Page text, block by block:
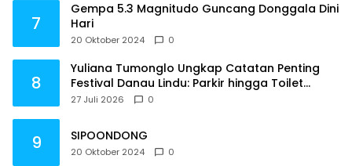
7
Gempa 5.3 Magnitudo Guncang Donggala Dini
Hari
20 Oktober 2024 0
8
Yuliana Tumonglo Ungkap Catatan Penting
Festival Danau Lindu: Parkir hingga Toilet
Harus Jadi Prioritas
27 Juli 2026 0
9 SIPOONDONG
20 Oktober 2024 0